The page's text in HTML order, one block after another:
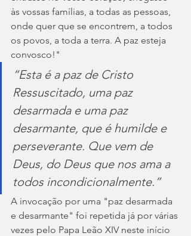
às vossas famílias, a todas as pessoas,
onde quer que se encontrem, a todos
os povos, a toda a terra. A paz esteja
convosco!"
“Esta é a paz de Cristo
Ressuscitado, uma paz
desarmada e uma paz
desarmante, que é humilde e
perseverante. Que vem de
Deus, do Deus que nos ama a
todos incondicionalmente.”
A invocação por uma "paz desarmada
e desarmante" foi repetida já por várias
vezes pelo Papa Leão XIV neste início